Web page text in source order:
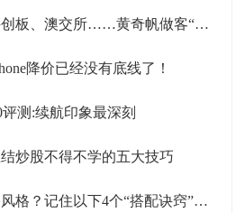
……黄奇帆做客“陆家嘴对话”4K演播厅点评最in话题
降价已经没有底线了！
测:续航印象最深刻
炒股不得不学的五大技巧
记住以下4个“搭配诀窍”，清新又高级